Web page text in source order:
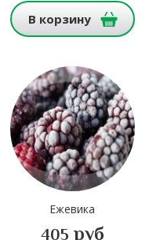
В корзину
Ежевика